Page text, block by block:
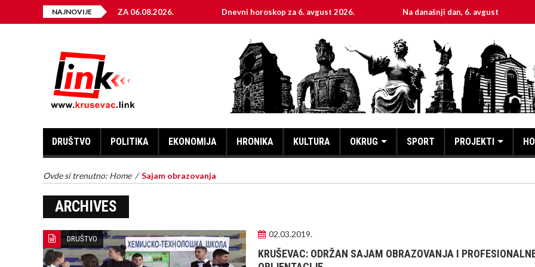
NAJNOVIJE
ENERGIJE ZA 06.08.2026. Dnevni horoskop za 6. avgust 2026. Na današnji dan, 6. avgust
DRUŠTVO POLITIKA EKONOMIJA HRONIKA KULTURA OKRUG SPORT PROJEKTI
Ovde si trenutno: Home /Sajam obrazovanja
ARCHIVES
DRUŠTVO 02.03.2019.
KRUŠEVAC: ODRŽAN SAJAM OBRAZOVANJA I